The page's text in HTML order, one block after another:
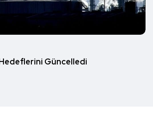
Güncelledi